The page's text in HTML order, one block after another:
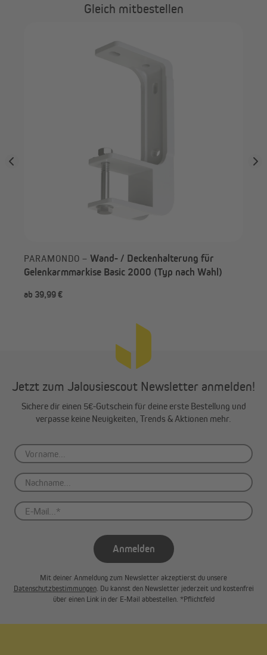
Gleich mitbestellen
PARAMONDO – Wand- / Deckenhalterung für
Gelenkarmmarkise Basic 2000 (Typ nach Wahl)
ab 39,99 €
Jetzt zum Jalousiescout Newsletter anmelden!
Sichere dir einen 5€-Gutschein für deine erste Bestellung und
verpasse keine Neuigkeiten, Trends & Aktionen mehr.
Anmelden
Mit deiner Anmeldung zum Newsletter akzeptierst du unsere
Datenschutzbestimmungen. Du kannst den Newsletter jederzeit und kostenfrei
über einen Link in der E-Mail abbestellen. *Pflichtfeld